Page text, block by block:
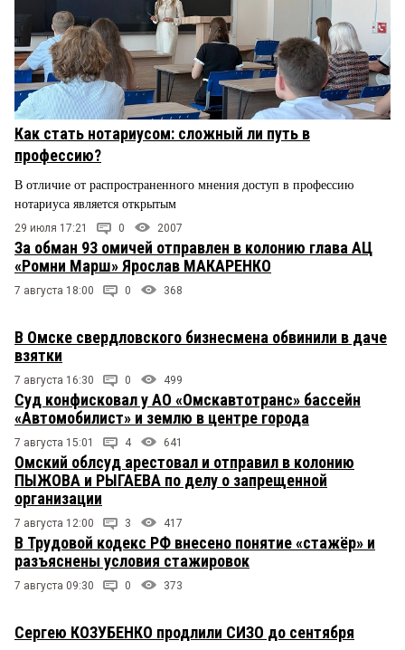
Как стать нотариусом: сложный ли путь в
профессию?
В отличие от распространенного мнения доступ в профессию
нотариуса является открытым
29 июля 17:21 0 2007
За обман 93 омичей отправлен в колонию глава АЦ
«Ромни Марш» Ярослав МАКАРЕНКО
7 августа 18:00 0 368
В Омске свердловского бизнесмена обвинили в даче
взятки
7 августа 16:30 0 499
Суд конфисковал у АО «Омскавтотранс» бассейн
«Автомобилист» и землю в центре города
7 августа 15:01 4 641
Омский облсуд арестовал и отправил в колонию
ПЫЖОВА и РЫГАЕВА по делу о запрещенной
организации
7 августа 12:00 3 417
В Трудовой кодекс РФ внесено понятие «стажёр» и
разъяснены условия стажировок
7 августа 09:30 0 373
Сергею КОЗУБЕНКО продлили СИЗО до сентября